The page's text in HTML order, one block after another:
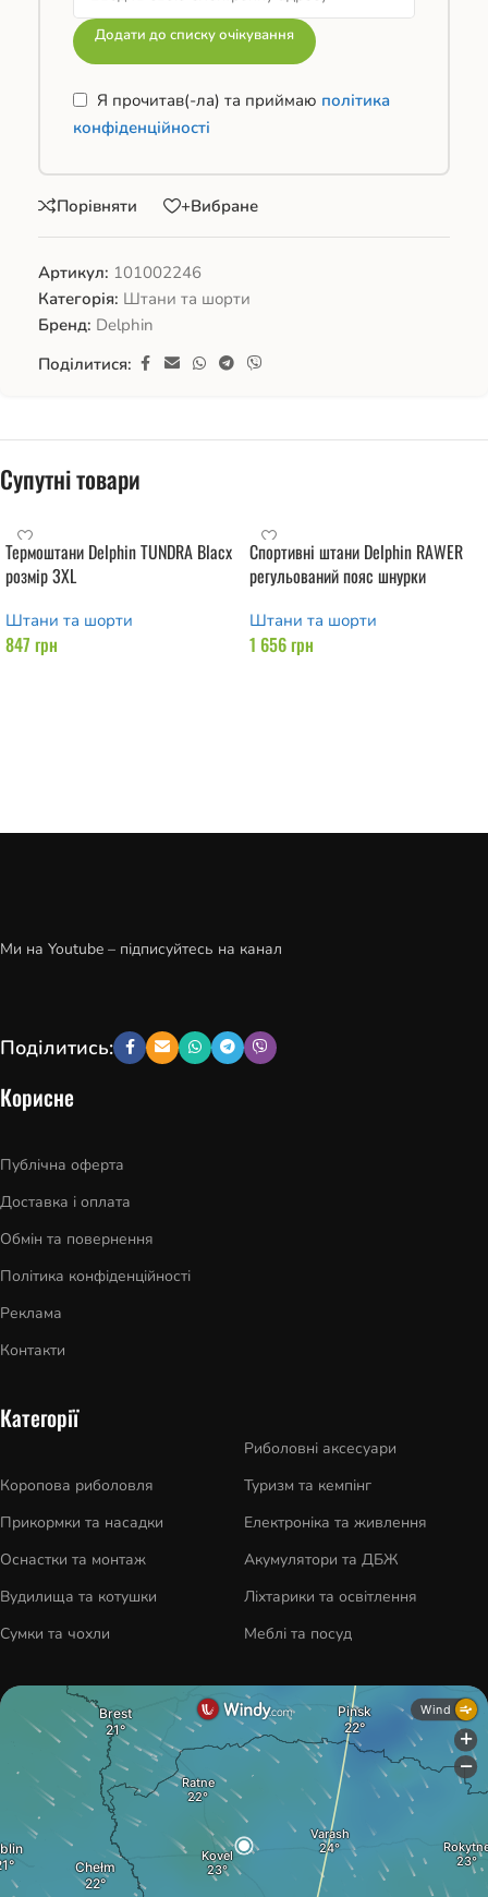
Додати до списку очікування
Я прочитав(-ла) та приймаю політика
конфіденційності
Порівняти +Вибране
Артикул: 101002246
Категорія: Штани та шорти
Бренд: Delphin
Поділитися:
Супутні товари
Термоштани Delphin TUNDRA Blacx
розмір 3XL
Штани та шорти
847 грн
Спортивні штани Delphin RAWER
регульований пояс шнурки
Штани та шорти
1 656грн
Ми на Youtube – підписуйтесь на канал
Поділитись:
Корисне
Публічна оферта
Доставка і оплата
Обмін та повернення
Політика конфіденційності
Реклама
Контакти
Категорії
Коропова риболовля
Прикормки та насадки
Оснастки та монтаж
Вудилища та котушки
Сумки та чохли
Риболовні аксесуари
Туризм та кемпінг
Електроніка та живлення
Акумулятори та ДБЖ
Ліхтарики та освітлення
Меблі та посуд